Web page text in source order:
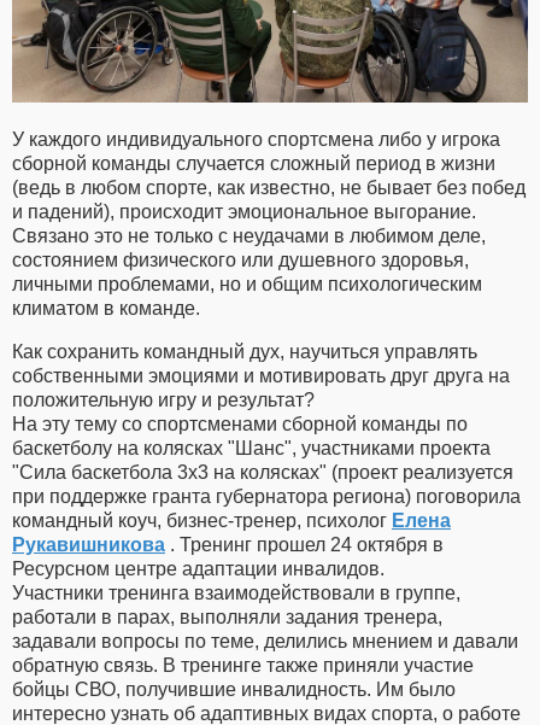
У каждого индивидуального спортсмена либо у игрока
сборной команды случается сложный период в жизни
(ведь в любом спорте, как известно, не бывает без побед
и падений), происходит эмоциональное выгорание.
Связано это не только с неудачами в любимом деле,
состоянием физического или душевного здоровья,
личными проблемами, но и общим психологическим
климатом в команде.
Как сохранить командный дух, научиться управлять
собственными эмоциями и мотивировать друг друга на
положительную игру и результат?
На эту тему со спортсменами сборной команды по
баскетболу на колясках "Шанс", участниками проекта
"Сила баскетбола 3x3 на колясках" (проект реализуется
при поддержке гранта губернатора региона) поговорила
командный коуч, бизнес-тренер, психолог Елена
Рукавишникова . Тренинг прошел 24 октября в
Ресурсном центре адаптации инвалидов.
Участники тренинга взаимодействовали в группе,
работали в парах, выполняли задания тренера,
задавали вопросы по теме, делились мнением и давали
обратную связь. В тренинге также приняли участие
бойцы СВО, получившие инвалидность. Им было
интересно узнать об адаптивных видах спорта, о работе